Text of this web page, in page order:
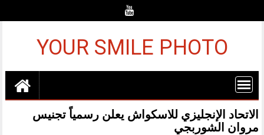
YOUR SMILE PHOTO
الاتحاد الإنجليزي للاسكواش يعلن رسمياً تجنيس
مروان الشوربجي